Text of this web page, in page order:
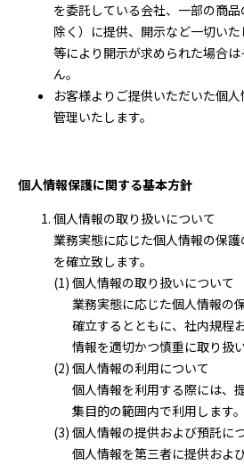
会社概要
会社案内-PDF-
よくあるご質問
BLOG
を委託している会社、一部の商
除く）に提供、開示など一切い
等により開示が求められた場合
ん。
お客様よりご提供いただいた個
管理いたします。
個人情報保護に関する基本方針
個人情報の取り扱いについて
業務実態に応じた個人情報の保
を確立致します。
個人情報の取り扱いについて
業務実態に応じた個人情報の
確立するとともに、社内規程
情報を適切かつ慎重に取り扱い
個人情報の利用について
個人情報を利用する際には、
集目的の範囲内で利用します。
個人情報の提供および預託に
個人情報を第三者に提供およ